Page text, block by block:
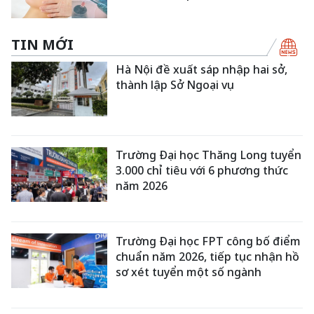
TIN MỚI
Hà Nội đề xuất sáp nhập hai sở,
thành lập Sở Ngoại vụ
Trường Đại học Thăng Long tuyển
3.000 chỉ tiêu với 6 phương thức
năm 2026
Trường Đại học FPT công bố điểm
chuẩn năm 2026, tiếp tục nhận hồ
sơ xét tuyển một số ngành